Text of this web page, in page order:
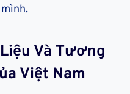
Và Tương
Việt Nam